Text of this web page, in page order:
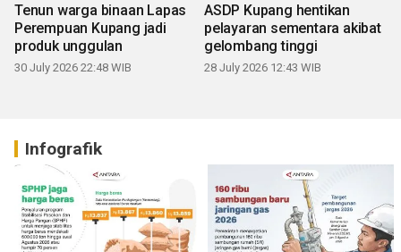
Tenun warga binaan Lapas
Perempuan Kupang jadi
produk unggulan
30 July 2026 22:48 WIB
ASDP Kupang hentikan
pelayaran sementara akibat
gelombang tinggi
28 July 2026 12:43 WIB
Infografik